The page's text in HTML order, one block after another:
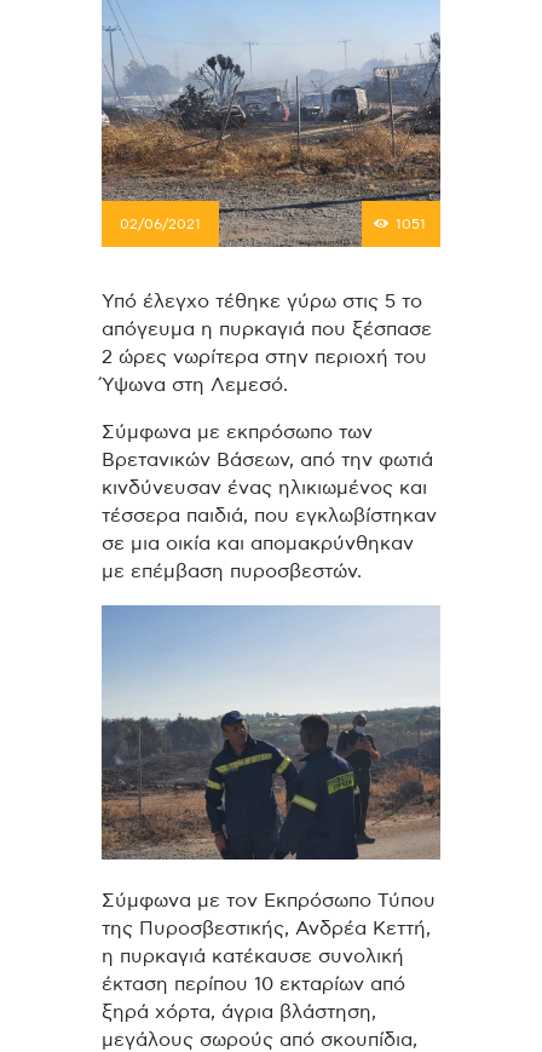
02/06/2021 1051
Υπό έλεγχο τέθηκε γύρω στις 5 το
απόγευμα η πυρκαγιά που ξέσπασε
2 ώρες νωρίτερα στην περιοχή του
Ύψωνα στη Λεμεσό.
Σύμφωνα με εκπρόσωπο των
Βρετανικών Βάσεων, από την φωτιά
κινδύνευσαν ένας ηλικιωμένος και
τέσσερα παιδιά, που εγκλωβίστηκαν
σε μια οικία και απομακρύνθηκαν
με επέμβαση πυροσβεστών.
Σύμφωνα με τον Εκπρόσωπο Τύπου
της Πυροσβεστικής, Ανδρέα Κεττή,
η πυρκαγιά κατέκαυσε συνολική
έκταση περίπου 10 εκταρίων από
ξηρά χόρτα, άγρια βλάστηση,
μεγάλους σωρούς από σκουπίδια,